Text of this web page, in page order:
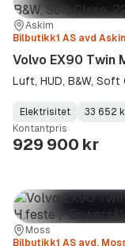
Sted:
Askim
Forhandler:
Bilbutikk1 AS avd
Volvo EX90 Twin
Luft, HUD, B&W,
Fuel
Type:
Elektrisitet
Kilometerstand:
33 652
Model
Year:
Gearbox
Type:
Kontantpris
929 900 kr
Sted:
Moss
Forhandler:
Bilbutikk1 AS avd.